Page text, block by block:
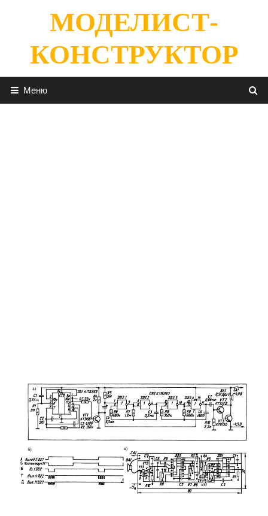
содержимомуМОДЕЛИСТ-
КОНСТРУКТОР
Меню